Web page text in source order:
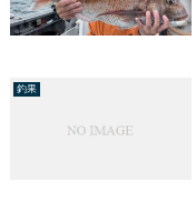
釣果